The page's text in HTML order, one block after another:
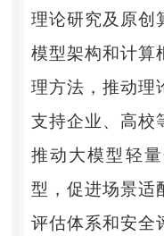
理论研究及原创
模型架构和计算
理方法，推动理
支持企业、高校
推动大模型轻
型，促进场景适
评估体系和安全